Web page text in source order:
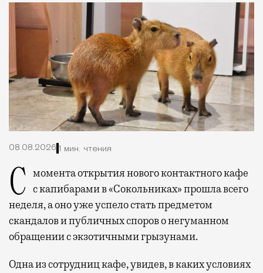
08.08.2026 1 мин. чтения
С момента открытия нового контактного кафе с капибарами в «Сокольниках» прошла всего
неделя, а оно уже успело стать предметом
скандалов и публичных споров о негуманном
обращении с экзотичными грызунами.
Одна из сотрудниц кафе, увидев, в каких условиях